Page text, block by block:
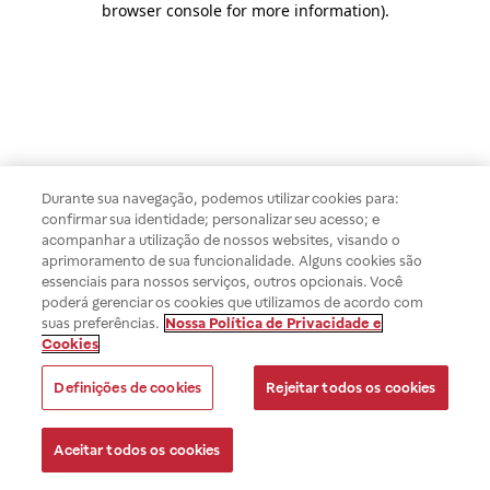
browser console for more information).
Durante sua navegação, podemos utilizar cookies para:
confirmar sua identidade; personalizar seu acesso; e
acompanhar a utilização de nossos websites, visando o
aprimoramento de sua funcionalidade. Alguns cookies são
essenciais para nossos serviços, outros opcionais. Você
poderá gerenciar os cookies que utilizamos de acordo com
suas preferências. Nossa Política de Privacidade e
Cookies
Definições de cookies Rejeitar todos os cookies
Aceitar todos os cookies